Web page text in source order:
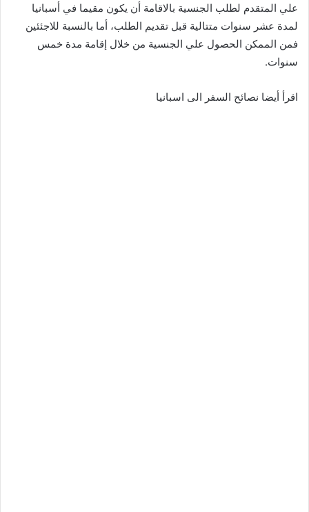
علي المتقدم لطلب الجنسية بالاقامة أن يكون مقيما في أسبانيا
لمدة عشر سنوات متتالية قبل تقديم الطلب، أما بالنسبة للاجئئين
فمن الممكن الحصول علي الجنسية من خلال إقامة مدة خمس
سنوات.
اقرأ أيضا نصائح السفر الى اسبانيا